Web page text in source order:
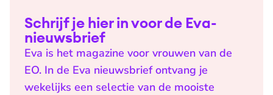
Schrijf je hier in voor de Eva-
nieuwsbrief
Eva is het magazine voor vrouwen van de
EO. In de Eva nieuwsbrief ontvang je
wekelijks een selectie van de mooiste